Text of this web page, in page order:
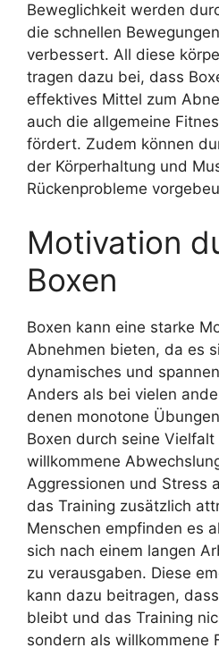
Beweglichkeit werden
die schnellen
verbessert. All diese
tragen dazu bei, dass
effektives Mittel zum
auch die allgemeine
fördert. Zudem können
der Körperhaltung und
Rückenprobleme
Motivation
Boxen
Boxen kann eine starke
Abnehmen bieten, da es
dynamisches und
Anders als bei vielen
denen monotone
Boxen durch seine
willkommene
Aggressionen und Stress
das Training zusätzlich
Menschen empfinden es
sich nach einem langen
zu verausgaben. Diese
kann dazu beitragen,
bleibt und das Training
sondern als willkommene